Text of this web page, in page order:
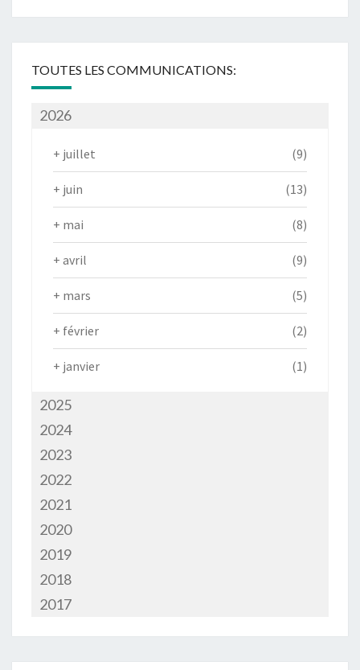
TOUTES LES COMMUNICATIONS:
2026
+ juillet (9)
+ juin (13)
+ mai (8)
+ avril (9)
+ mars (5)
+ février (2)
+ janvier (1)
2025
2024
2023
2022
2021
2020
2019
2018
2017